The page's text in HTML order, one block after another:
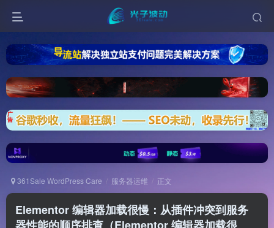
361Sale WordPress Care 服务器运维 正文
Elementor 编辑器加载很慢：从插件冲突到服务